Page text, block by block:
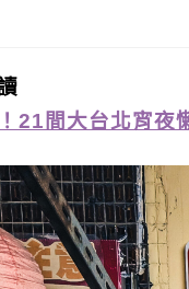
21間大台北宵夜